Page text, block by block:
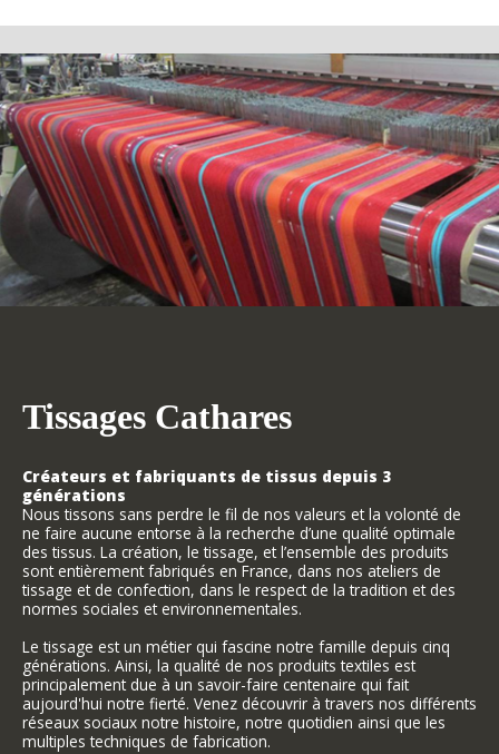
Tissages Cathares
Créateurs et fabriquants de tissus depuis 3
générations
Nous tissons sans perdre le fil de nos valeurs et la volonté de
ne faire aucune entorse à la recherche d’une qualité optimale
des tissus. La création, le tissage, et l’ensemble des produits
sont entièrement fabriqués en France, dans nos ateliers de
tissage et de confection, dans le respect de la tradition et des
normes sociales et environnementales.
Le tissage est un métier qui fascine notre famille depuis cinq
générations. Ainsi, la qualité de nos produits textiles est
principalement due à un savoir-faire centenaire qui fait
aujourd'hui notre fierté. Venez découvrir à travers nos différents
réseaux sociaux notre histoire, notre quotidien ainsi que les
multiples techniques de fabrication.